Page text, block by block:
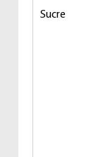
Sucre